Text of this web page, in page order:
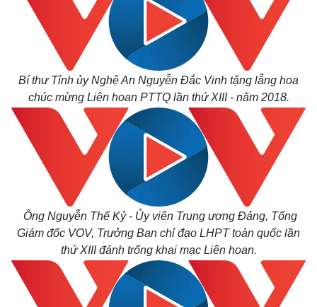
Bí thư Tỉnh ủy Nghệ An Nguyễn Đắc Vinh tặng lẵng hoa
chúc mừng Liên hoan PTTQ lần thứ XIII - năm 2018.
Ông Nguyễn Thế Kỷ - Ủy viên Trung ương Đảng, Tổng
Giám đốc VOV, Trưởng Ban chỉ đạo LHPT toàn quốc lần
thứ XIII đánh trống khai mạc Liên hoan.